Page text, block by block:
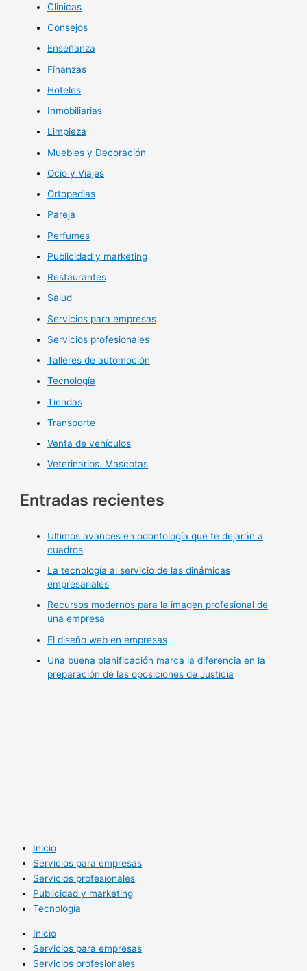
Clinicas
Consejos
Enseñanza
Finanzas
Hoteles
Inmobiliarias
Limpieza
Muebles y Decoración
Ocio y Viajes
Ortopedias
Pareja
Perfumes
Publicidad y marketing
Restaurantes
Salud
Servicios para empresas
Servicios profesionales
Talleres de automoción
Tecnología
Tiendas
Transporte
Venta de vehículos
Veterinarios. Mascotas
Entradas recientes
Últimos avances en odontología que te dejarán a
cuadros
La tecnología al servicio de las dinámicas
empresariales
Recursos modernos para la imagen profesional de
una empresa
El diseño web en empresas
Una buena planificación marca la diferencia en la
preparación de las oposiciones de Justicia
Inicio
Servicios para empresas
Servicios profesionales
Publicidad y marketing
Tecnología
Inicio
Servicios para empresas
Servicios profesionales